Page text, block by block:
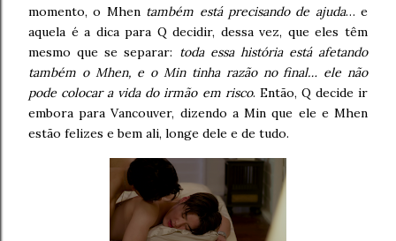
momento, o Mhen também está precisando de ajuda… e
aquela é a dica para Q decidir, dessa vez, que eles têm
mesmo que se separar: toda essa história está afetando
também o Mhen, e o Min tinha razão no final… ele não
pode colocar a vida do irmão em risco. Então, Q decide ir
embora para Vancouver, dizendo a Min que ele e Mhen
estão felizes e bem ali, longe dele e de tudo.